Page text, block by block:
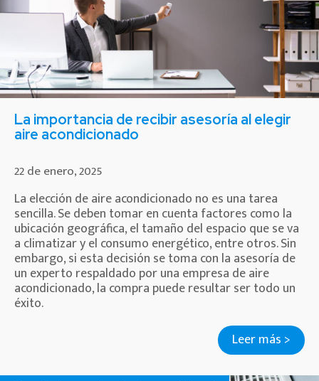
La importancia de recibir asesoría al elegir
aire acondicionado
22 de enero, 2025
La elección de aire acondicionado no es una tarea
sencilla. Se deben tomar en cuenta factores como la
ubicación geográfica, el tamaño del espacio que se va
a climatizar y el consumo energético, entre otros. Sin
embargo, si esta decisión se toma con la asesoría de
un experto respaldado por una empresa de aire
acondicionado, la compra puede resultar ser todo un
éxito.
Leer más >